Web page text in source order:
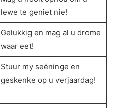
lewe te geniet nie!
Gelukkig en mag al u drome
waar eet!
Stuur my seëninge en
geskenke op u verjaardag!